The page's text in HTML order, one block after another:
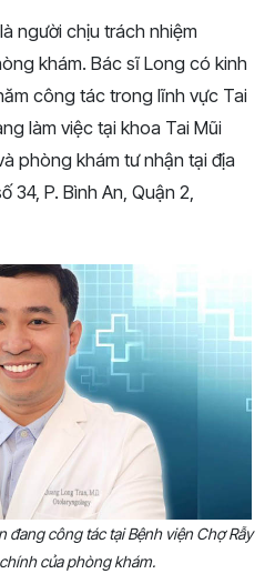
người chịu trách nhiệm
khám. Bác sĩ Long có kinh
công tác trong lĩnh vực Tai
làm việc tại khoa Tai Mũi
phòng khám tư nhận tại địa
34, P. Bình An, Quận 2,
đang công tác tại Bệnh viện Chợ Rẫy
của phòng khám.